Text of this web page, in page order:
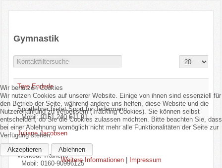
Kinderschutz
Sparten
Events
Gastronomie
Aktuell
Gymnastik
Gesperrt Filter Field Anzeige #
Tore Enderle
Sportlehrer bietet Sport für Jedermann
Mobil: 0151 240 611 91
Juliane Jacobsen
Workout Trainerin
Mobil: 0160-90996125
Wir benutzen Cookies
Wir nutzen Cookies auf unserer Website. Einige von ihnen sind essenziell für
den Betrieb der Seite, während andere uns helfen, diese Website und die
Nutzererfahrung zu verbessern (Tracking Cookies). Sie können selbst
entscheiden, ob Sie die Cookies zulassen möchten. Bitte beachten Sie, dass
bei einer Ablehnung womöglich nicht mehr alle Funktionalitäten der Seite zur
Verfügung stehen.
Akzeptieren
Ablehnen
Weitere Informationen| Impressum